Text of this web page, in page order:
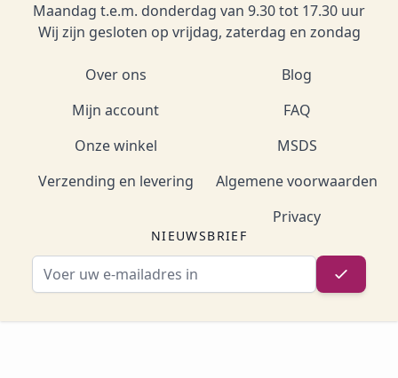
Maandag t.e.m. donderdag van 9.30 tot 17.30 uur
Wij zijn gesloten op vrijdag, zaterdag en zondag
Over ons
Mijn account
Onze winkel
Verzending en levering
Blog
FAQ
MSDS
Algemene voorwaarden
Privacy
NIEUWSBRIEF